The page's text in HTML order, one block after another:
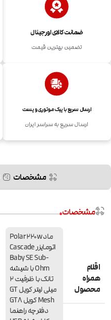
ضمانت کالای اورجینال
تضمین بهترین قیمت
ارسال سریع با پیک موتوری و پست
ارسال سریع به سراسر ایران
مشخصات
مشخصات
اقلام
همراه
محصول
ماد Polar 220w
اتومایزر Cascade
Baby SE Sub-
Ohm با شیشه
تانک با ظرفیت 2
میلی لیتر کویل GT
Mesh کویل GT8
دفترچه راهنما